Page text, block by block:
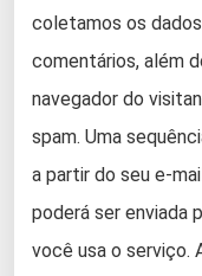
coletamos os
comentários, além
navegador do
spam. Uma
a partir do seu e-
poderá ser enviada
você usa o serviço.